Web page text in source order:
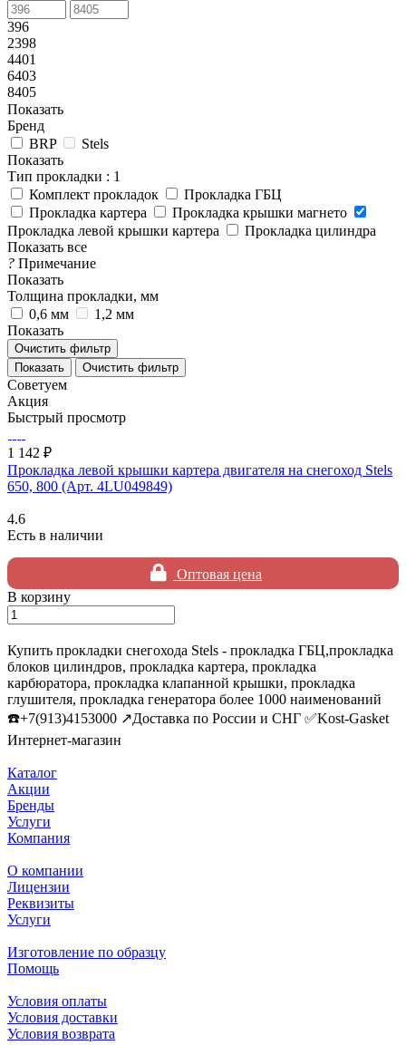
396
2398
4401
6403
8405
Показать
Бренд
BRP
Stels
Показать
Тип прокладки : 1
Комплект прокладок
Прокладка ГБЦ
Прокладка картера
Прокладка крышки магнето
Прокладка левой крышки картера
Прокладка цилиндра
Показать все
? Примечание
Показать
Толщина прокладки, мм
0,6 мм
1,2 мм
Показать
Очистить фильтр
Очистить фильтр
Советуем
Акция
Быстрый просмотр
1 142 ₽
Прокладка левой крышки картера двигателя на снегоход Stels
650, 800 (Арт. 4LU049849)
4.6
Есть в наличии
Оптовая цена
В корзину
Купить прокладки снегохода Stels - прокладка ГБЦ,прокладка
блоков цилиндров, прокладка картера, прокладка
карбюратора, прокладка клапанной крышки, прокладка
глушителя, прокладка генератора более 1000 наименований
☎️+7(913)4153000 ↗️Доставка по России и СНГ ✅Kost-Gasket
Интернет-магазин
Каталог
Акции
Бренды
Услуги
Компания
О компании
Лицензии
Реквизиты
Услуги
Изготовление по образцу
Помощь
Условия оплаты
Условия доставки
Условия возврата